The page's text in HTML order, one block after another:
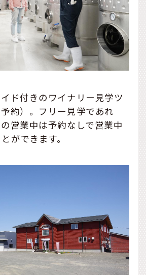
ド付きのワイナリー見学ツ
約）。フリー見学であれ
営業中は予約なしで営業中
ができます。